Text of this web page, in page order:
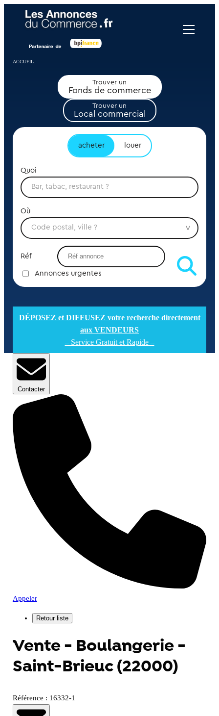
ACCUEIL
Trouver un
Fonds de commerce
Trouver un
Local commercial
acheter louer
Quoi
Où
Réf
Annonces urgentes
DÉPOSEZ et DIFFUSEZ votre recherche directement
aux VENDEURS
– Service Gratuit et Rapide –
Contacter
Appeler
Vente - Boulangerie -
Saint-Brieuc (22000)
Référence : 16332-1
Panneau de gestion des cookies